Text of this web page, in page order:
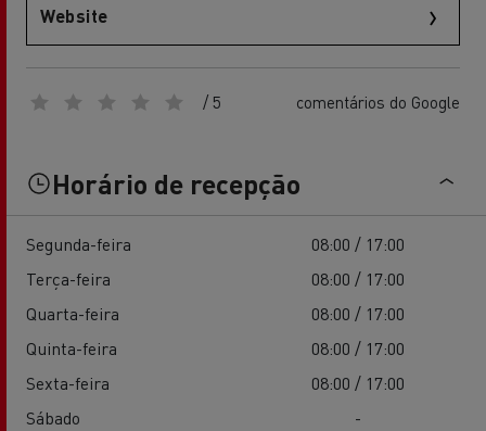
Website
/ 5 comentários do Google
Horário de recepção
Segunda-feira
08:00 / 17:00
Terça-feira
08:00 / 17:00
Quarta-feira
08:00 / 17:00
Quinta-feira
08:00 / 17:00
Sexta-feira
08:00 / 17:00
Sábado
-